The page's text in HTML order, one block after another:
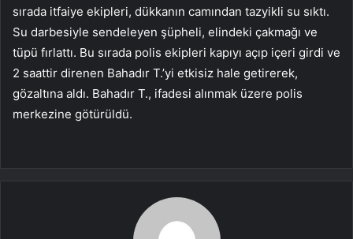
sırada itfaiye ekipleri, dükkanın camından tazyikli su sıktı.
Su darbesiyle sendeleyen şüpheli, elindeki çakmağı ve
tüpü fırlattı. Bu sırada polis ekipleri kapıyı açıp içeri girdi ve
2 saattir direnen Bahadır T.’yi etkisiz hale getirerek,
gözaltına aldı. Bahadır T., ifadesi alınmak üzere polis
merkezine götürüldü.